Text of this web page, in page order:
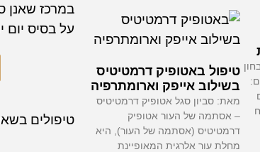
טיפול באטופיק דרמטיטיס
בשילוב אייפק וארומתרפיה
מאת: סביון סגל אטופיק דרמטיטיס
– אסתמה של העור אטופיק
דרמטיטיס (אסתמה של העור), היא
מחלת עור אלרגית המאופיינת
במרכז שאנן
על בסיס יום
טיפולים